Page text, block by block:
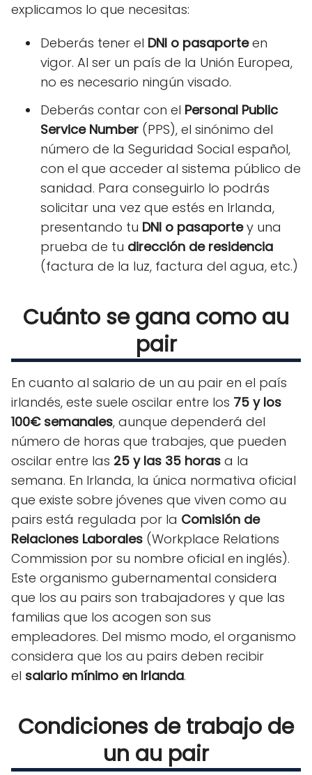
explicamos lo que necesitas:
Deberás tener el DNI o pasaporteen
vigor. Al ser un país de la Unión Europea,
no es necesario ningún visado.
Deberás contar con el Personal Public
Service Number (PPS), el sinónimo del
número de la Seguridad Social español,
con el que acceder al sistema público de
sanidad. Para conseguirlo lo podrás
solicitar una vez que estés en Irlanda,
presentando tu DNI o pasaportey una
prueba de tu dirección de residencia
(factura de la luz, factura del agua, etc.)
Cuánto se gana como au
pair
En cuanto al salario de un au pair en el país
irlandés, este suele oscilar entre los 75 y los
100€ semanales, aunque dependerá del
número de horas que trabajes, que pueden
oscilar entre las 25 y las 35 horas a la
semana. En Irlanda, la única normativa oficial
que existe sobre jóvenes que viven como au
pairs está regulada por la Comisión de
Relaciones Laborales (Workplace Relations
Commission por su nombre oficial en inglés).
Este organismo gubernamental considera
que los au pairs son trabajadores y que las
familias que los acogen son sus
empleadores. Del mismo modo, el organismo
considera que los au pairs deben recibir
el salario mínimo en Irlanda.
Condiciones de trabajo de
un au pair